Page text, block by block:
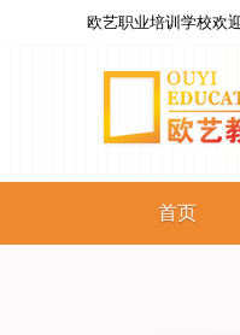
欧艺职业培训学校欢
首页